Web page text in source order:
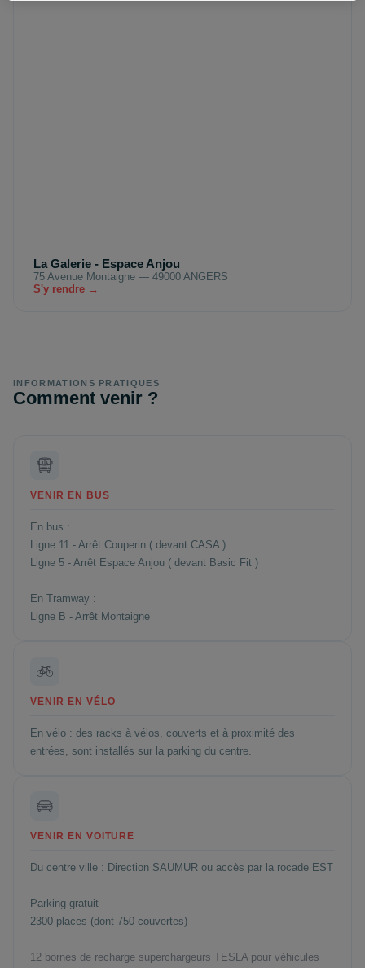
La Galerie - Espace Anjou
75 Avenue Montaigne — 49000 ANGERS
S'y rendre →
INFORMATIONS PRATIQUES
Comment venir ?
VENIR EN BUS
En bus :
Ligne 11 - Arrêt Couperin ( devant CASA )
Ligne 5 - Arrêt Espace Anjou ( devant Basic Fit )
En Tramway :
Ligne B - Arrêt Montaigne
VENIR EN VÉLO
En vélo : des racks à vélos, couverts et à proximité des
entrées, sont installés sur la parking du centre.
VENIR EN VOITURE
Du centre ville : Direction SAUMUR ou accès par la rocade EST
Parking gratuit
2300 places (dont 750 couvertes)
12 bornes de recharge superchargeurs TESLA pour véhicules